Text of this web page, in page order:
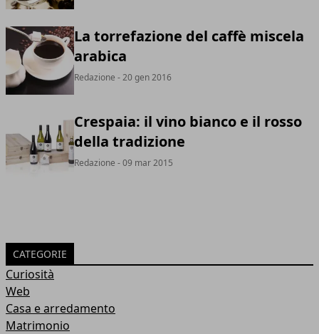
La torrefazione del caffè miscela
arabica
Redazione - 20 gen 2016
Crespaia: il vino bianco e il rosso
della tradizione
Redazione - 09 mar 2015
CATEGORIE
Curiosità
Web
Casa e arredamento
Matrimonio